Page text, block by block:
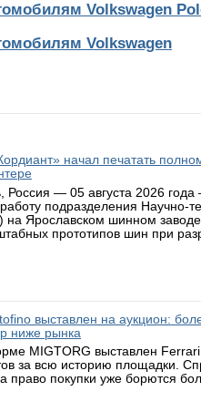
Volkswagen
Volkswagen
начал печатать
Россия — 05 августа 2026
подразделения Научно-
на Ярославском шинном
прототипов шин при
выставлен на аукцион:
ниже рынка
MIGTORG выставлен
за всю историю площадки.
право покупки уже борются